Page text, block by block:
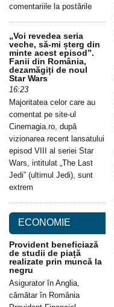
comentariile la postările
„Voi revedea seria
veche, să-mi șterg din
minte acest episod”.
Fanii din România,
dezamăgiți de noul
Star Wars
16:23
Majoritatea celor care au
comentat pe site-ul
Cinemagia.ro, după
vizionarea recent lansatului
episod VIII al seriei Star
Wars, intitulat „The Last
Jedi” (ultimul Jedi), sunt
extrem
ECONOMIE
Provident beneficiază
de studii de piață
realizate prin muncă la
negru
Asigurator în Anglia,
cămătar în România